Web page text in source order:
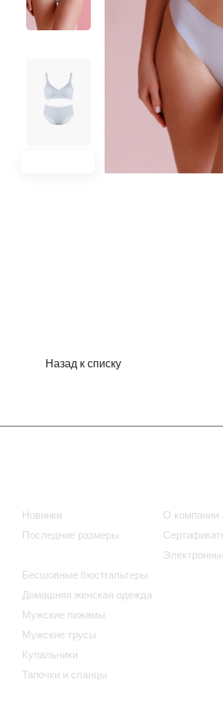
Назад к списку
Новинки
Последние размеры
Бесшовные бюстгальтеры
Домашняя женская одежда
Мужские пижамы
Мужские трусы
Купальники
Тапочки и сланцы
О компании